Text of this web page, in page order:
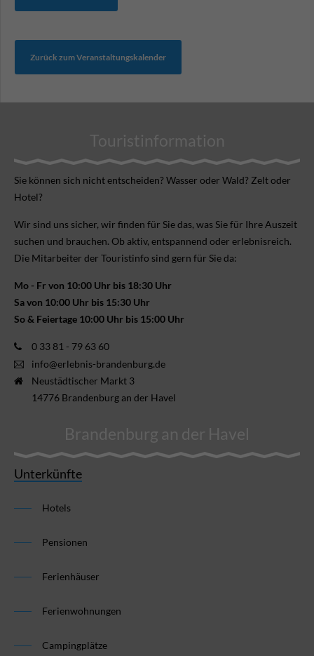
Zurück zum Veranstaltungskalender
Touristinformation
Sie können sich nicht ent­scheiden? Wasser oder Wald? Zelt oder
Hotel?
Wir sind uns sicher, wir finden für Sie das, was Sie für Ihre Aus­zeit
suchen und brauchen. Ob aktiv, ent­spannend oder erlebnis­reich.
Die Mitarbeiter der Touristinfo sind gern für Sie da:
Mo - Fr von 10:00 Uhr bis 18:30 Uhr
Sa von 10:00 Uhr bis 15:30 Uhr
So & Feiertage 10:00 Uhr bis 15:00 Uhr
0 33 81 - 79 63 60
info@erlebnis-brandenburg.de
Neustädtischer Markt 3
14776 Brandenburg an der Havel
Brandenburg an der Havel
Unterkünfte
Hotels
Pensionen
Ferienhäuser
Ferienwohnungen
Campingplätze